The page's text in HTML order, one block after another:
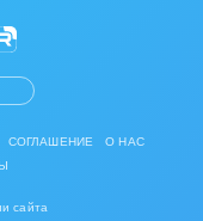
СОГЛАШЕНИЕ
О НАС
сайта